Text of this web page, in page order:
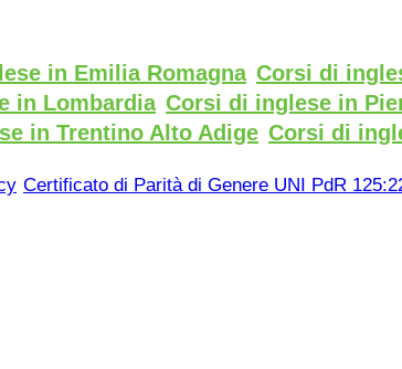
in Emilia Romagna Corsi di
in Lombardia Corsi di inglese in
in Trentino Alto Adige Corsi di
Certificato di Parità di Genere UNI PdR